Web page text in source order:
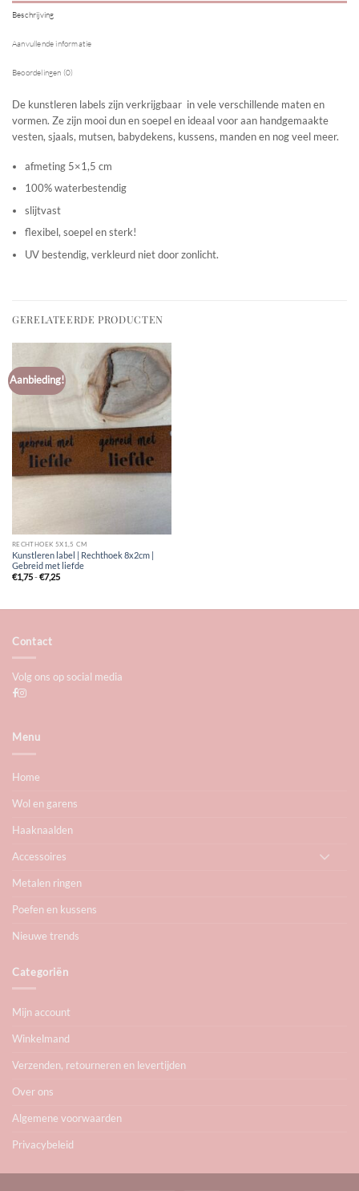
Beschrijving
Aanvullende informatie
Beoordelingen (0)
De kunstleren labels zijn verkrijgbaar in vele verschillende maten en
vormen. Ze zijn mooi dun en soepel en ideaal voor aan handgemaakte
vesten, sjaals, mutsen, babydekens, kussens, manden en nog veel meer.
afmeting 5×1,5 cm
100% waterbestendig
slijtvast
flexibel, soepel en sterk!
UV bestendig, verkleurd niet door zonlicht.
GERELATEERDE PRODUCTEN
Aanbieding!
RECHTHOEK 5X1,5 CM
Kunstleren label | Rechthoek 8x2cm |
Gebreid met liefde
€1,75-€7,25Prijsklasse:
Contact
Volg ons op social media
Menu
Home
Wol en garens
Haaknaalden
Accessoires
Metalen ringen
Poefen en kussens
Nieuwe trends
Categoriën
Mijn account
Winkelmand
Verzenden, retourneren en levertijden
Over ons
Algemene voorwaarden
Privacybeleid